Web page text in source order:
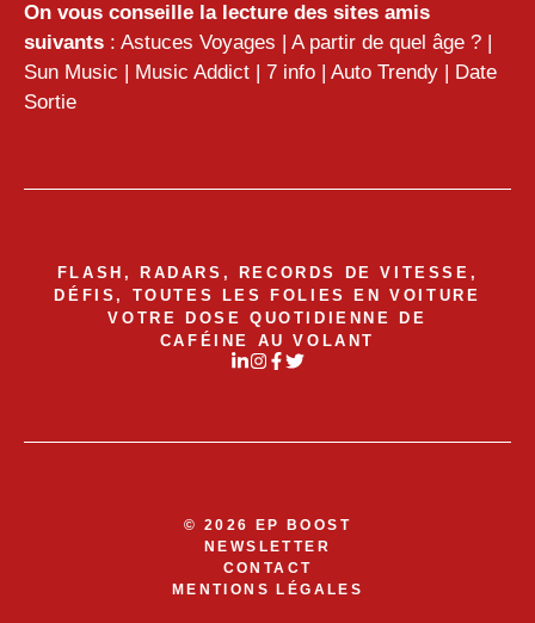
On vous conseille la lecture des sites amis
suivants : Astuces Voyages | A partir de quel âge ? |
Sun Music | Music Addict | 7 info | Auto Trendy | Date
Sortie
FLASH, RADARS, RECORDS DE VITESSE,
DÉFIS, TOUTES LES FOLIES EN VOITURE
VOTRE DOSE QUOTIDIENNE DE
CAFÉINE AU VOLANT
© 2026 EP BOOST
NEWSLETTER
CONTACT
MENTIONS LÉGALES